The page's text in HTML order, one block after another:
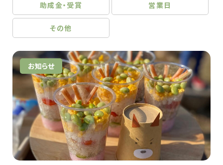
助成金・受賞 営業日
その他
お知らせ